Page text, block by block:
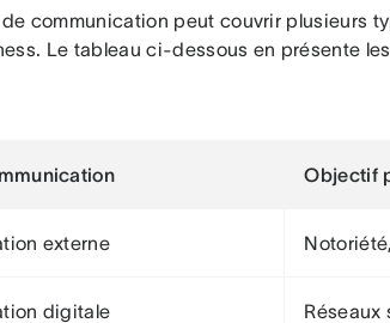
communication peut couvrir plusieurs
Le tableau ci-dessous en présente
Objectif
externe
digitale
Réseaux